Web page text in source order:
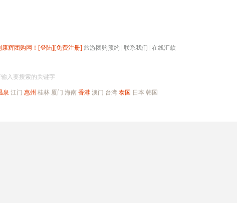
辉团购网！ [登陆][免费注册] 旅游团购预约 联系我们 在线汇款
入要搜索的关键字
泉 江门 惠州 桂林 厦门 海南 香港 澳门 台湾 泰国 日本 韩国